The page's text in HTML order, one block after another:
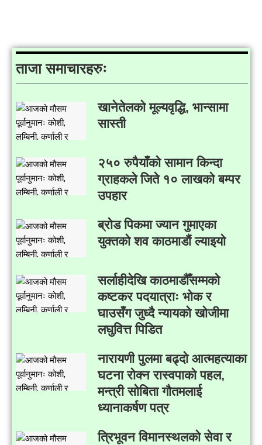
ताजा समाचारहरुः
खानेतेलको मूल्यवृद्धि, भान्सामा
सास्ती
२५० रुपैयाँको सामान किन्दा
ग्राहकले जिते १० लाखको बम्पर
उपहार
ब्रोड पिकमा ज्यान गुमाएका
युक्तको शव काठमाडौं ल्याइयो
सर्लाहीदेखि काठमाडौँसम्मको
कष्टकर पदयात्राः भोक र
घाउसँग जुध्दै न्यायको खोजीमा
लघुवित्त पिडित
नारायणी पुलमा बढ्दो आत्महत्याका
घटना रोक्न रास्वपाको पहल,
मन्त्री सोबिता गौतमलाई
ध्यानाकर्षण पत्र
त्रिभूवन विमानस्थलको सेवा र